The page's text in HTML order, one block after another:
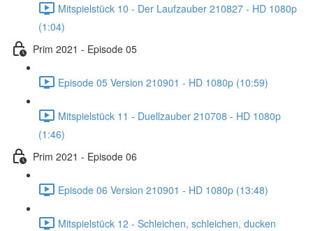
Mitspielstück 10 - Der Laufzauber 210827 - HD 1080p
(1:04)
Prim 2021 - Episode 05
Episode 05 Version 210901 - HD 1080p (10:59)
Mitspielstück 11 - Duellzauber 210708 - HD 1080p
(1:46)
Prim 2021 - Episode 06
Episode 06 Version 210901 - HD 1080p (13:48)
Mitspielstück 12 - Schleichen, schleichen, ducken